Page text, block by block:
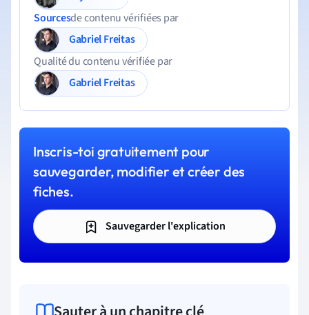
Sourcesde contenu vérifiées par
Gabriel Freitas
Qualité du contenu vérifiée par
Gabriel Freitas
Inscris-toi gratuitement pour
sauvegarder, modifier et créer des
fiches.
Sauvegarder l'explication